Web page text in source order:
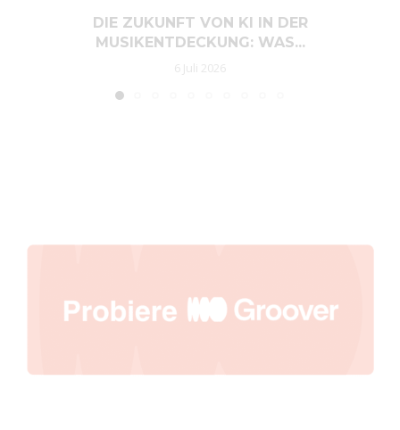
DIE ZUKUNFT VON KI IN DER
MUSIKENTDECKUNG: WAS...
6 Juli 2026